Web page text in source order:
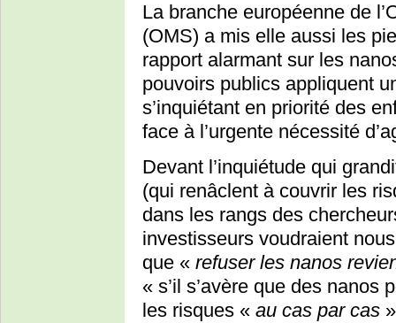
La branche européenne de
(OMS) a mis elle aussi les
rapport alarmant sur les
pouvoirs publics appliquent
s’inquiétant en priorité des
face à l’urgente nécessité
Devant l’inquiétude qui
(qui renâclent à couvrir les
dans les rangs des
investisseurs voudraient
que « refuser les nanos
« s’il s’avère que des nanos
les risques « au cas par cas